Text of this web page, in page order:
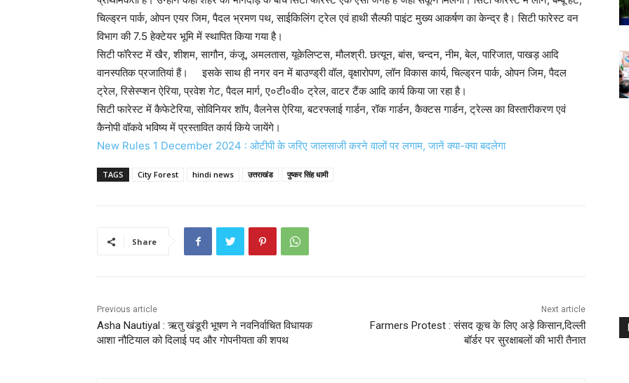
चिल्ड्रन पार्क, ओपन एयर जिम, पैदल भ्रमण पथ, साईकिलिंग ट्रेल एवं हाथी सैल्फी पाइंट मुख्य आकर्षण का केन्द्र है। सिटी फारेस्ट वन
विभाग की 7.5 हेक्टेयर भूमि में स्थापित किया गया है।
सिटी फॉरेस्ट में खैर, शीशम, सागौन, कंजू, अमलतास, यूकेलिप्टस, मौलश्री. छत्यून, बांस, चन्दन, नीम, बेल, पारिजात, पाखड़ आदि
वानस्पतिक प्रजातियां हैं। इसके साथ ही नगर वन में बाउण्ड्री वॉल, वृक्षारोपण, लॉन विकास कार्य, चिल्ड्रन पार्क, ओपन जिम, पैदल
ट्रेल, रिसेस्प्शन ऐरिया, प्रवेश गेट, पैदल मार्ग, ए०टी०वी० ट्रेल, वाटर टैंक आदि कार्य किया जा रहा है।
सिटी फारेस्ट में कैफेटेरिया, सोविनियर शॉप, वैलनेस ऐरिया, बटरफ्लाई गार्डन, रॉक गार्डन, कैक्टस गार्डन, ट्रेल्स का विस्तारीकरण एवं
कैनोपी वॉकवे भविष्य में प्रस्तावित कार्य किये जायेंगे।
New Rules 1 December 2024 : ओटीपी के जरिए जालसाजी करने वालों पर लगाम, जानें क्या-क्या बदलेगा
TAGS City Forest hindi news उत्तराखंड पुष्कर सिंह धामी
Share
Previous article
Asha Nautiyal : ऋतु खंडूरी भूषण ने नवनिर्वाचित विधायक
आशा नौटियाल को दिलाई पद और गोपनीयता की शपथ
Next article
Farmers Protest : संसद कूच के लिए अड़े किसान,दिल्ली
बॉर्डर पर सुरक्षाबलों की भारी तैनात